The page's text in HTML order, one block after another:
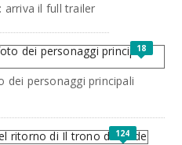
arriva il full trailer
18
dei personaggi principali
124